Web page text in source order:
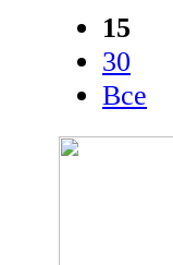
15
30
Все